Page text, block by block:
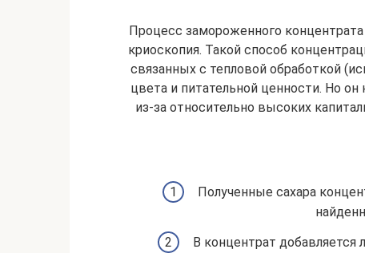
Процесс замороженного
криоскопия. Такой способ
связанных с тепловой обработкой
цвета и питательной ценности. Но
из-за относительно высоких
Полученные сахара
В концентрат добавляется